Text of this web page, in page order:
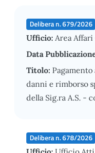
Delibera n. 679/2026
Ufficio: Area
Data
Titolo:
danni e rimborso
della Sig.ra A.S. -
Delibera n. 678/2026